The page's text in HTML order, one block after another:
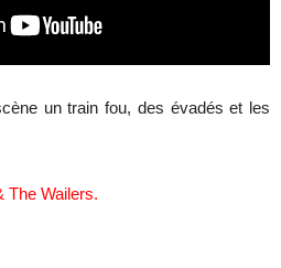
un train fou, des évadés et les
The Wailers.